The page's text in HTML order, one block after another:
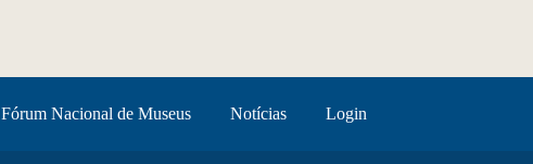
Fórum Nacional de Museus Notícias Login